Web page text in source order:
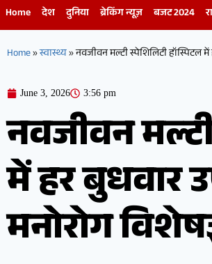
Home देश दुनिया ब्रेकिंग न्यूज़ बजट 2024
Home»स्वास्थ्य»नवजीवन मल्टी स्पेशिलिटी हॉस्पिटल
June 3, 2026 3:56 pm
नवजीवन
में हर बुधवार
मनोरोग